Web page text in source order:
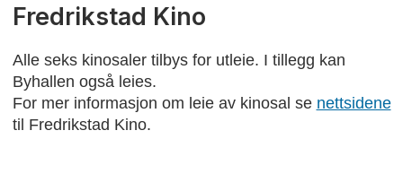
Fredrikstad Kino
Alle seks kinosalertilbys for utleie. I tillegg kan
Byhallen også leies.
For mer informasjon om leie av kinosal se nettsidene
til Fredrikstad Kino.